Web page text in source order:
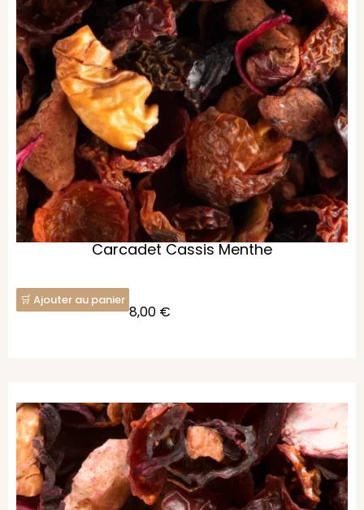
Carcadet Cassis Menthe
Ajouter au panier
8,00 €